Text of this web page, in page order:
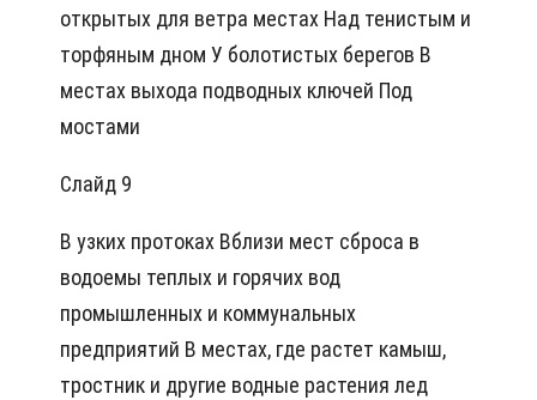
открытых для ветра местах Над тенистым и
торфяным дном У болотистых берегов В
местах выхода подводных ключей Под
мостами
Слайд 9
В узких протоках Вблизи мест сброса в
водоемы теплых и горячих вод
промышленных и коммунальных
предприятий В местах, где растет камыш,
тростник и другие водные растения лед